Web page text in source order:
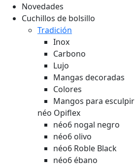
Novedades
Cuchillos de bolsillo
Tradición
Inox
Carbono
Lujo
Mangas decoradas
Colores
Mangos para esculpir
néo Opiflex
néo6 nogal negro
néo6 olivo
néo6 Roble Black
néo6 ébano